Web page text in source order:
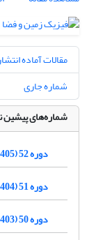
مقالات آماده
شماره جاری
شماره‌های پیشین
دوره 52 (1405)
دوره 51 (1404)
دوره 50 (1403)